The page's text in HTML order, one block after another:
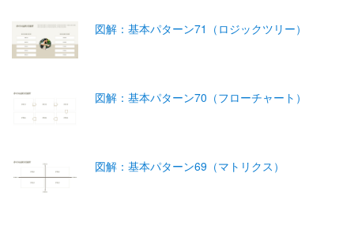
図解：基本パターン71（ロジックツリー）
図解：基本パターン70（フローチャート）
図解：基本パターン69（マトリクス）